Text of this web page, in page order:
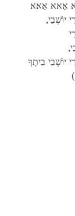
אַאא אַאא
יוֹשְׁבֵי
יוֹשְׁבֵי בֵיתֶךָ